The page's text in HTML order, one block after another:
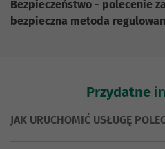
Bezpieczeństwo - polecenie
bezpieczna metoda
Przydatne
JAK URUCHOMIĆ USŁUGĘ